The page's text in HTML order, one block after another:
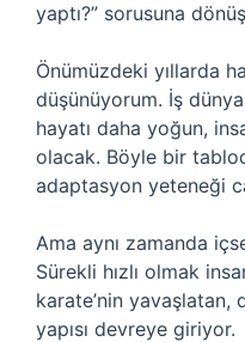
yaptı?” sorusuna
Önümüzdeki yıllarda
düşünüyorum. İş
hayatı daha yoğun,
olacak. Böyle bir
adaptasyon yeteneği
Ama aynı zamanda
Sürekli hızlı olmak
karate’nin yavaşlatan,
yapısı devreye giriyor.